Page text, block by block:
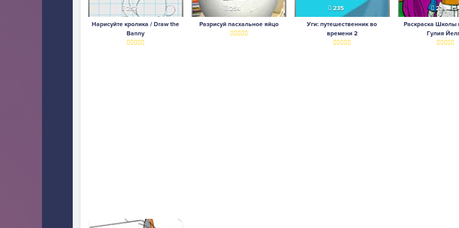
257
Нарисуйте кролика / Draw the
Banny
254
Разрисуй пасхальное яйцо
235
Уги: путешественник во
времени 2
234
Раскраска Школы
Гулия